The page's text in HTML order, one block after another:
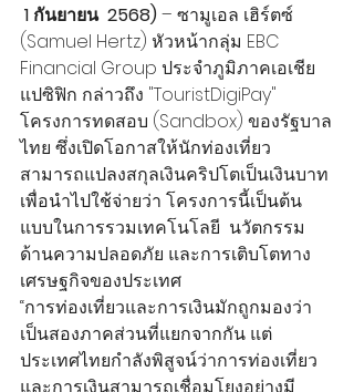
1 กันยายน  2568) – ซามูเอล เฮิร์ตซ์
(Samuel Hertz) หัวหน้ากลุ่ม EBC
Financial Group ประจำภูมิภาคเอเชีย
แปซิฟิก กล่าวถึง "TouristDigiPay"
โครงการทดสอบ (Sandbox) ของรัฐบาล
ไทย ซึ่งเปิดโอกาสให้นักท่องเที่ยว
สามารถแปลงสกุลเงินคริปโตเป็นเงินบาท
เพื่อนำไปใช้จ่ายว่า โครงการนี้เป็นต้น
แบบในการรวมเทคโนโลยี  นวัตกรรม
ด้านความปลอดภัย และการเติบโตทาง
เศรษฐกิจของประเทศ
“การท่องเที่ยวและการเงินมักถูกมองว่า
เป็นสองภาคส่วนที่แยกจากกัน แต่
ประเทศไทยกำลังพิสูจน์ว่าการท่องเที่ยว
และการเงินสามารถเชื่อมโยงอย่างมี